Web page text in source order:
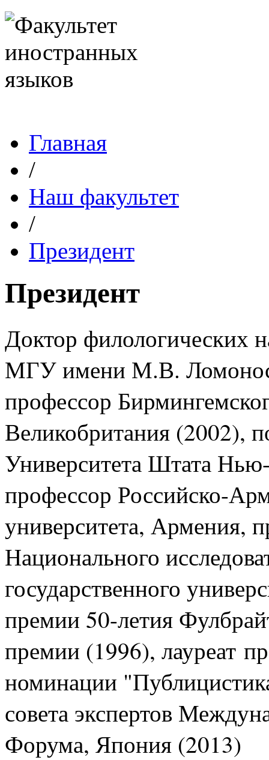
Главная
/
Наш факультет
/
Президент
Президент
Доктор филологических
МГУ имени М.В.
профессор
Великобритания (2002),
Университета Штата
профессор Российско-
университета, Армения,
Национального
государственного
премии 50-летия
премии (1996), лауреат
номинации
совета экспертов
Форума, Япония (2013)